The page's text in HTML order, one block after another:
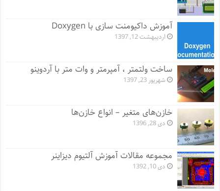
آموزش داکیومنت سازی با Doxygen
اردیبهشت 12, 1397
ساخت ولتمتر ، آمپرمتر و وات متر با آردوینو
شهریور 23, 1397
خازن‌های متغیر – انواع خازن‌ها
دی 28, 1396
مجموعه مقالات آموزش آلتیوم دیزاینر
دی 10, 1392